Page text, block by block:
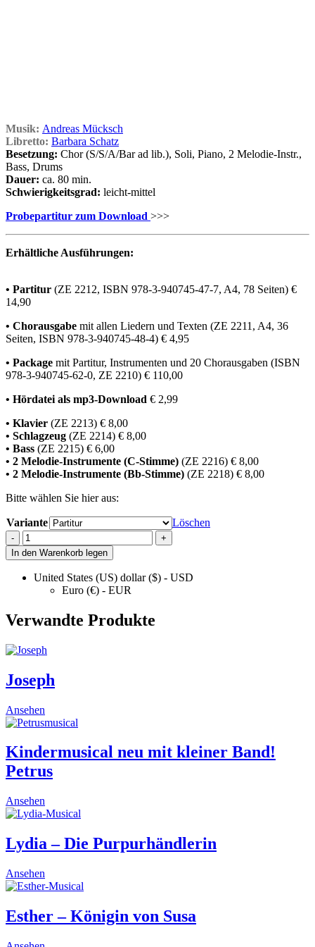
Musik: Andreas Mücksch
Libretto: Barbara Schatz
Besetzung: Chor (S/S/A/Bar ad lib.), Soli, Piano, 2 Melodie-Instr.,
Bass, Drums
Dauer: ca. 80 min.
Schwierigkeitsgrad: leicht-mittel
Probepartitur zum Download >>>
Erhältliche Ausführungen:
• Partitur (ZE 2212, ISBN 978-3-940745-47-7, A4, 78 Seiten) €
14,90
• Chorausgabe mit allen Liedern und Texten (ZE 2211, A4, 36
Seiten, ISBN 978-3-940745-48-4) € 4,95
• Package mit Partitur, Instrumenten und 20 Chorausgaben (ISBN
978-3-940745-62-0, ZE 2210) € 110,00
• Hördatei als mp3-Download € 2,99
• Klavier (ZE 2213) € 8,00
• Schlagzeug (ZE 2214) € 8,00
• Bass (ZE 2215) € 6,00
• 2 Melodie-Instrumente (C-Stimme) (ZE 2216) € 8,00
• 2 Melodie-Instrumente (Bb-Stimme) (ZE 2218) € 8,00
Bitte wählen Sie hier aus:
Variante Löschen
-
König
David
quantity
+
In den Warenkorb legen
United States (US) dollar ($) - USD
Euro (€) - EUR
Verwandte Produkte
Joseph
Ansehen
product
multiple
variants.
The
be
the
page
Kindermusical neu mit kleiner Band!
Petrus
Ansehen
product
multiple
variants.
options
may
chosen
on
Lydia – Die Purpurhändlerin
Ansehen
product
multiple
variants.
Esther – Königin von Susa